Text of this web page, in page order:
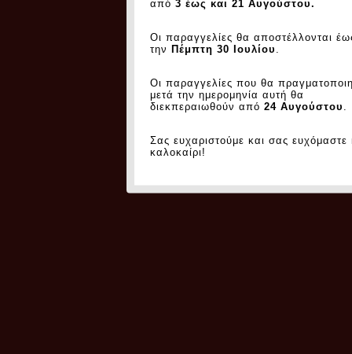
από 3 έως και 21 Αυγούστου.
Οι παραγγελίες θα αποστέλλονται
την Πέμπτη 30 Ιουλίου
Οι παραγγελίες που θα
μετά την ημερομηνία αυτή θα
διεκπεραιωθούν από 24 Αυγούστου
Σας ευχαριστούμε και σας ευχόμαστε
καλοκαίρι!